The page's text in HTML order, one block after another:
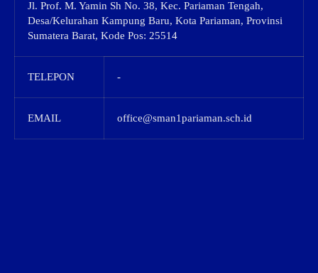
Jl. Prof. M. Yamin Sh No. 38, Kec. Pariaman Tengah,
Desa/Kelurahan Kampung Baru, Kota Pariaman, Provinsi
Sumatera Barat, Kode Pos: 25514
TELEPON -
EMAIL office@sman1pariaman.sch.id